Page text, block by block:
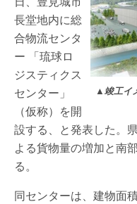
▲竣工イ
長堂地内に総
合物流センタ
ー 「琉球ロ
ジスティクス
センター」
（仮称）を開
設する、と発表した。
よる貨物量の増加と南
る。
同センターは、建物面